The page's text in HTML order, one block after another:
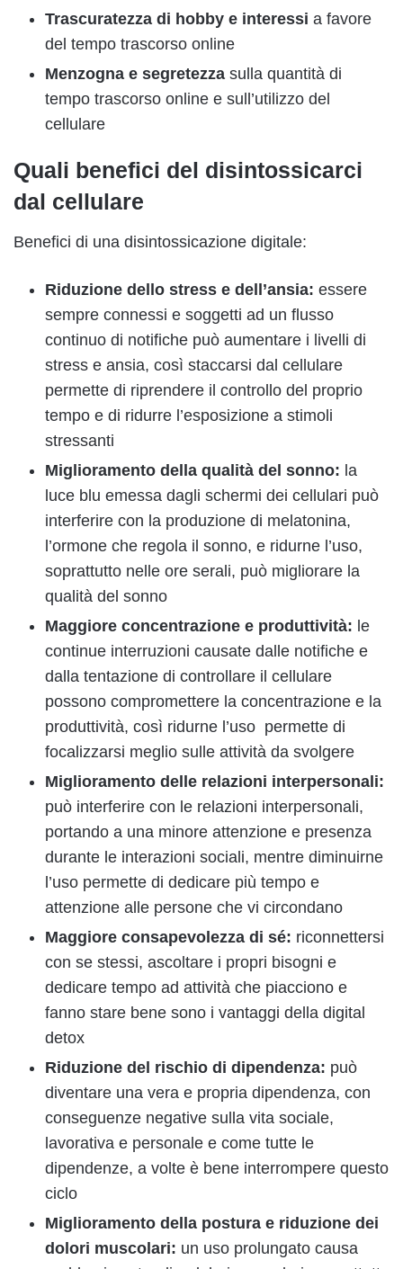
Trascuratezza di hobby e interessi a favore
del tempo trascorso online
Menzogna e segretezza sulla quantità di
tempo trascorso online e sull’utilizzo del
cellulare
Quali benefici del disintossicarci
dal cellulare
Benefici di una disintossicazione digitale:
Riduzione dello stress e dell’ansia: essere
sempre connessi e soggetti ad un flusso
continuo di notifiche può aumentare i livelli di
stress e ansia, così staccarsi dal cellulare
permette di riprendere il controllo del proprio
tempo e di ridurre l’esposizione a stimoli
stressanti
Miglioramento della qualità del sonno: la
luce blu emessa dagli schermi dei cellulari può
interferire con la produzione di melatonina,
l’ormone che regola il sonno, e ridurne l’uso,
soprattutto nelle ore serali, può migliorare la
qualità del sonno
Maggiore concentrazione e produttività: le
continue interruzioni causate dalle notifiche e
dalla tentazione di controllare il cellulare
possono compromettere la concentrazione e la
produttività, così ridurne l’uso permette di
focalizzarsi meglio sulle attività da svolgere
Miglioramento delle relazioni interpersonali:
può interferire con le relazioni interpersonali,
portando a una minore attenzione e presenza
durante le interazioni sociali, mentre diminuirne
l’uso permette di dedicare più tempo e
attenzione alle persone che vi circondano
Maggiore consapevolezza di sé: riconnettersi
con se stessi, ascoltare i propri bisogni e
dedicare tempo ad attività che piacciono e
fanno stare bene sono i vantaggi della digital
detox
Riduzione del rischio di dipendenza: può
diventare una vera e propria dipendenza, con
conseguenze negative sulla vita sociale,
lavorativa e personale e come tutte le
dipendenze, a volte è bene interrompere questo
ciclo
Miglioramento della postura e riduzione dei
dolori muscolari: un uso prolungato causa